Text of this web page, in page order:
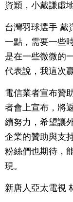
資穎，小戴謙虛
台灣羽球選手 戴
一點，需要一些
是在一些微微的
代表說，我這次
電信業者宣布贊
者會上宣布，將
續努力，希望讓
企業的贊助與支
粉絲們也期待，
現。
新唐人亞太電視